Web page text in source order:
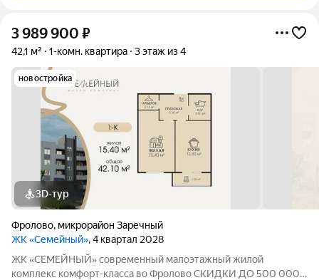
3 989 900 ₽
42,1 м² 1-комн. квартира 3 этаж из 4
новостройка
3D-тур
Фролово, микрорайон Заречный
ЖК «Семейный», 4 квартал 2028
ЖК «СЕМЕЙНЫЙ» современный малоэтажный жилой
комплекс комфорт-класса во Фролово СКИДКИ ДО 500 000